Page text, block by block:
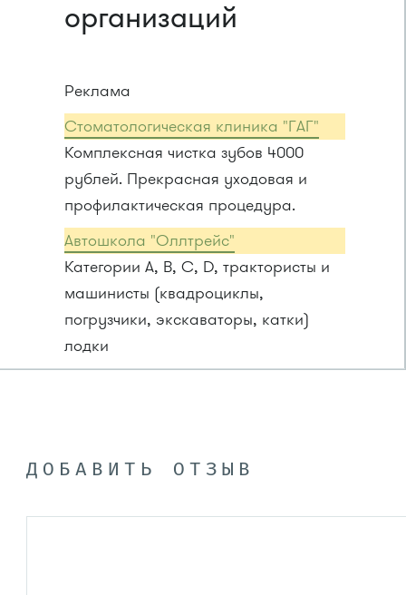
организаций
Реклама
Стоматологическая клиника "ГАГ"
Комплексная чистка зубов 4000
рублей. Прекрасная уходовая и
профилактическая процедура.
Автошкола "Оллтрейс"
Категории A, B, C, D, трактористы и
машинисты (квадроциклы,
погрузчики, экскаваторы, катки)
лодки
ДОБАВИТЬ ОТЗЫВ